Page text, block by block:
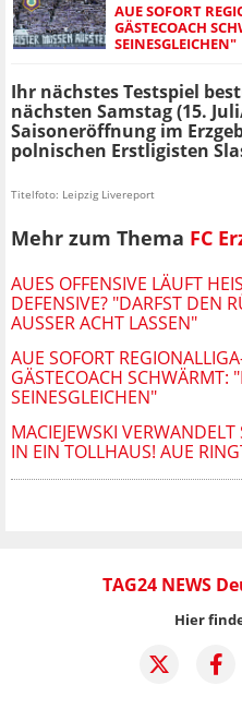
AUE SOFORT
GÄSTECOACH
SEINESGLEICHEN"
Ihr nächstes Testspiel
nächsten Samstag (15.
Saisoneröffnung im
polnischen Erstligisten
Titelfoto: Leipzig Livereport
Mehr zum Thema FC
AUES OFFENSIVE LÄUFT
EFENSIVE? "DARFST DEN
USSER ACHT LASSEN"
AUE SOFORT
GÄSTECOACH SCHWÄRMT:
SEINESGLEICHEN"
MACIEJEWSKI
IN EIN TOLLHAUS! AUE
TAG24 NEWS
Hier